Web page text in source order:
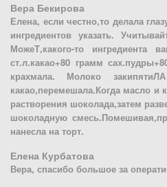
Вера Бекирова
Елена, если честно,то делала
ингредиентов указать.
МожеТ,какого-то ингредиента
ст.л.какао+80 грамм
крахмала. Молоко
какао,перемешала.Когда масло и
растворения шоколада,затем
шоколадную
нанесла на торт.
Елена Курбатова
Вера, спасибо большое за